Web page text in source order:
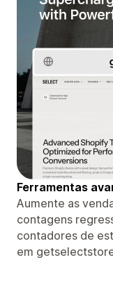
Ferramentas
Aumente as
contagens
contadores de
em